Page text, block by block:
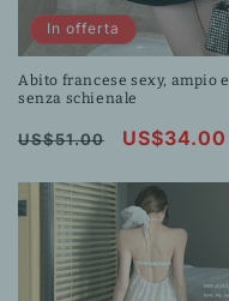
In offerta
Abito francese sexy, ampio e
senza schienale
Prezzo
listino
US$51.00
Prezzo
US$34.00